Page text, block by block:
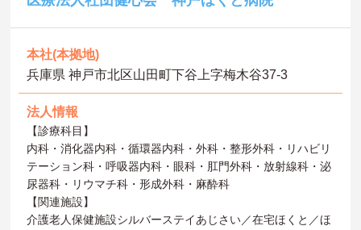
本社(本拠地)
兵庫県 神戸市北区山田町下谷上字梅木谷37-3
法人情報
【診療科目】
内科・消化器内科・循環器内科・外科・整形外科・リハビリ
テーション科・呼吸器内科・眼科・肛門外科・放射線科・泌
尿器科・リウマチ科・形成外科・麻酔科
【関連施設】
介護老人保健施設シルバーステイあじさい／在宅ほくと／ほ